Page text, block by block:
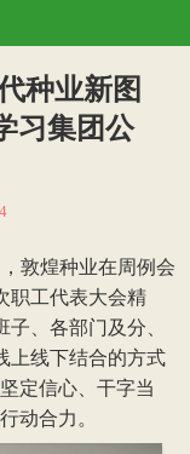
种业新图
习集团公
敦煌种业在周例会
职工代表大会精
、各部门及分、
上线下结合的方式
定信心、干字当
动合力。